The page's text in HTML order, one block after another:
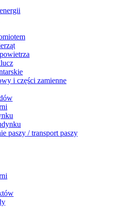
i części zamienne
paszy / transport paszy